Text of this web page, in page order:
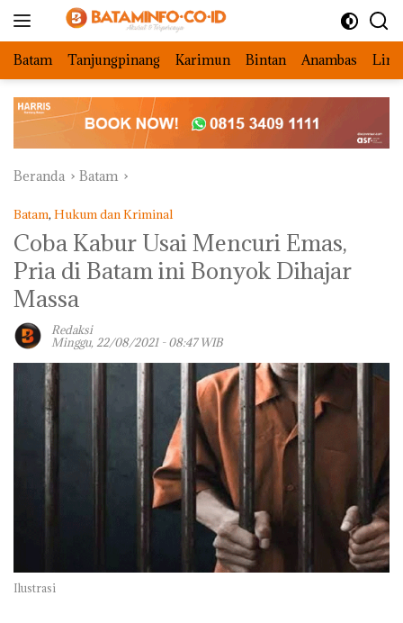
Batam Tanjungpinang Karimun Bintan Anambas
Beranda Batam
Batam, Hukum dan Kriminal
Coba Kabur Usai Mencuri Emas,
Pria di Batam ini Bonyok Dihajar
Massa
Redaksi
Minggu, 22/08/2021 - 08:47 WIB
Ilustrasi